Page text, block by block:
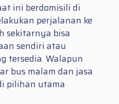
ini berdomisili di
perjalanan ke
sekitarnya bisa
sendiri atau
tersedia. Walapun
bus malam dan jasa
pilihan utama